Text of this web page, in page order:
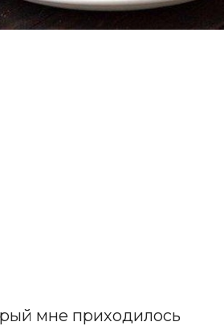
мне приходилось